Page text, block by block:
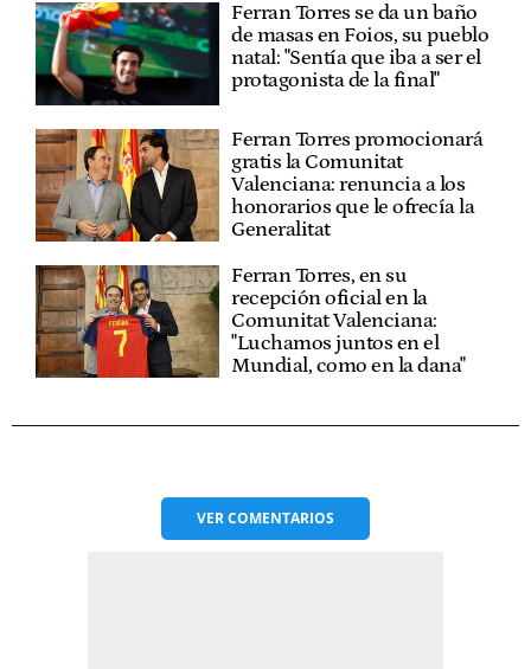
Ferran Torres se da un baño
de masas en Foios, su pueblo
natal: "Sentía que iba a ser el
protagonista de la final"
Ferran Torres promocionará
gratis la Comunitat
Valenciana: renuncia a los
honorarios que le ofrecía la
Generalitat
Ferran Torres, en su
recepción oficial en la
Comunitat Valenciana:
"Luchamos juntos en el
Mundial, como en la dana"
VERCOMENTARIOS